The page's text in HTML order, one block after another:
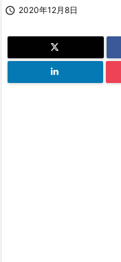
 2020年12月8日